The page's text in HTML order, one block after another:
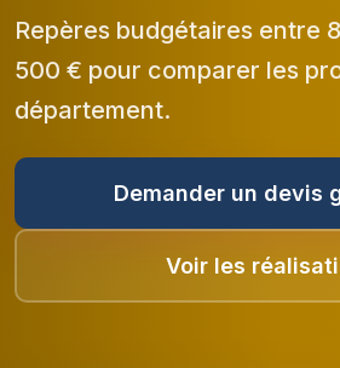
Repères budgétaires entre
500 € pour comparer les
département.
Demander un devis
Voir les